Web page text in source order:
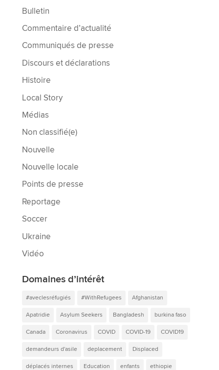
Bulletin
Commentaire d’actualité
Communiqués de presse
Discours et déclarations
Histoire
Local Story
Médias
Non classifié(e)
Nouvelle
Nouvelle locale
Points de presse
Reportage
Soccer
Ukraine
Vidéo
Domaines d’intérêt
#aveclesréfugiés #WithRefugees Afghanistan
Apatridie Asylum Seekers Bangladesh burkina faso
Canada Coronavirus COVID COVID-19 COVID19
demandeurs d'asile deplacement Displaced
déplacés internes Education enfants ethiopie